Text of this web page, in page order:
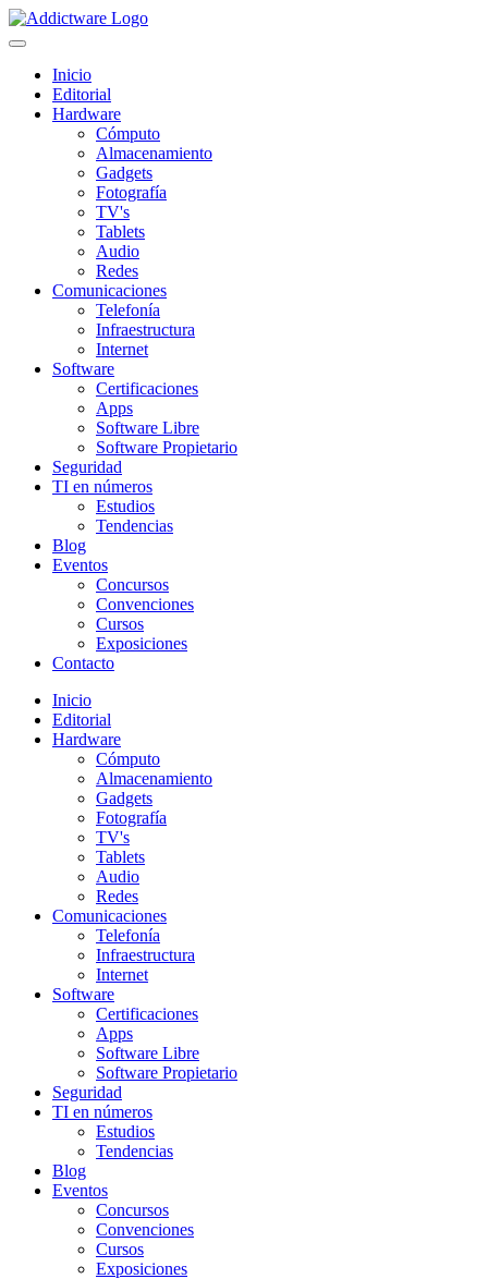
Inicio
Editorial
Hardware
Cómputo
Almacenamiento
Gadgets
Fotografía
TV's
Tablets
Audio
Redes
Comunicaciones
Telefonía
Infraestructura
Internet
Software
Certificaciones
Apps
Software Libre
Software Propietario
Seguridad
TI en números
Estudios
Tendencias
Blog
Eventos
Concursos
Convenciones
Cursos
Exposiciones
Contacto
Inicio
Editorial
Hardware
Cómputo
Almacenamiento
Gadgets
Fotografía
TV's
Tablets
Audio
Redes
Comunicaciones
Telefonía
Infraestructura
Internet
Software
Certificaciones
Apps
Software Libre
Software Propietario
Seguridad
TI en números
Estudios
Tendencias
Blog
Eventos
Concursos
Convenciones
Cursos
Exposiciones